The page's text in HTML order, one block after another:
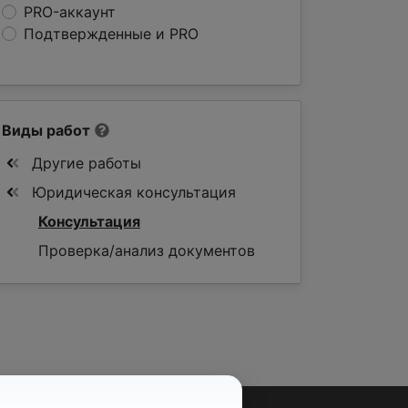
PRO-аккаунт
Подтвержденные и PRO
Виды работ
Другие работы
Юридическая консультация
Консультация
Проверка/анализ документов